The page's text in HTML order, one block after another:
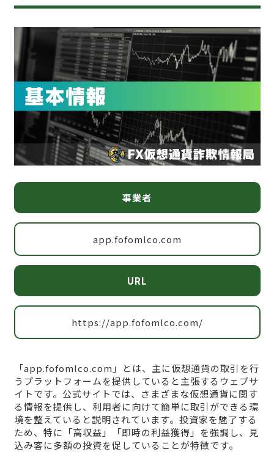
事業者
app.fofomlco.com
URL
https://app.fofomlco.com/
「app.fofomlco.com」とは、主に仮想通貨の取引を行
うプラットフォームを提供していると主張するウェブサ
イトです。公式サイトでは、さまざまな仮想通貨に関す
る情報を提供し、利用者に向けて簡単に取引ができる環
境を整えていると説明されています。投資家を魅了する
ため、特に「高収益」「即時の利益獲得」を強調し、見
込み客に多額の投資を促していることが特徴です。